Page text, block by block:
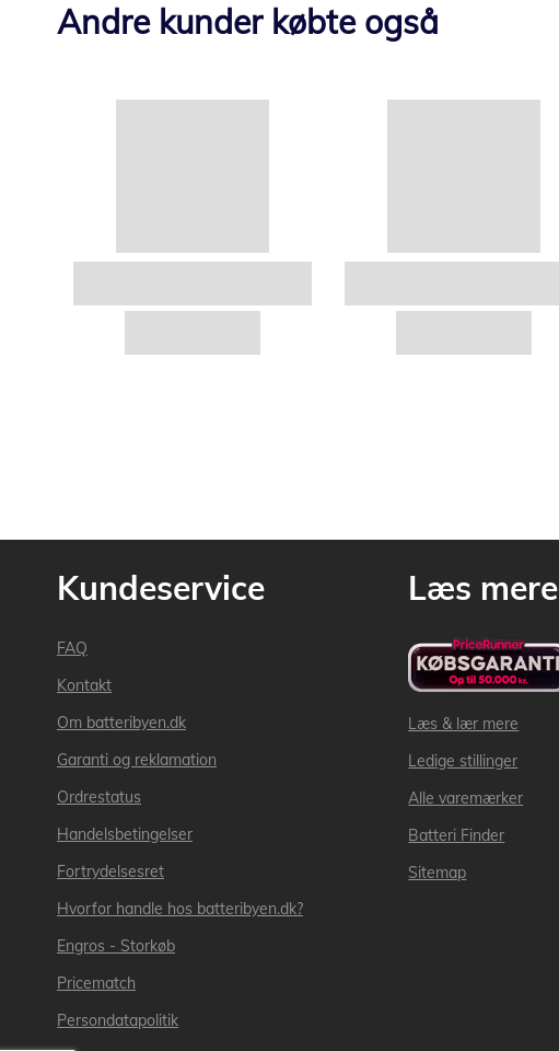
Andre kunder købte også
Kundeservice
FAQ
Kontakt
Om batteribyen.dk
Garanti og reklamation
Ordrestatus
Handelsbetingelser
Fortrydelsesret
Hvorfor handle hos batteribyen.dk?
Engros - Storkøb
Pricematch
Persondatapolitik
Læs mere
Læs & lær mere
Ledige stillinger
Alle varemærker
Batteri Finder
Sitemap